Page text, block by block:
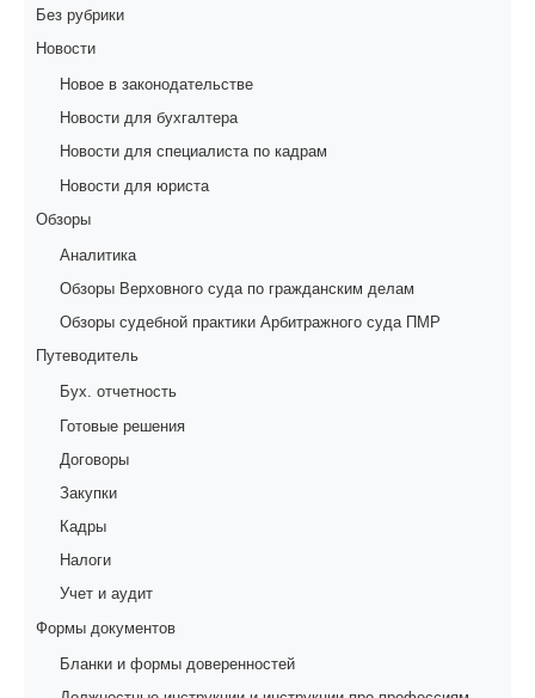
Без рубрики
Новости
Новое в законодательстве
Новости для бухгалтера
Новости для специалиста по кадрам
Новости для юриста
Обзоры
Аналитика
Обзоры Верховного суда по гражданским делам
Обзоры судебной практики Арбитражного суда ПМР
Путеводитель
Бух. отчетность
Готовые решения
Договоры
Закупки
Кадры
Налоги
Учет и аудит
Формы документов
Бланки и формы доверенностей